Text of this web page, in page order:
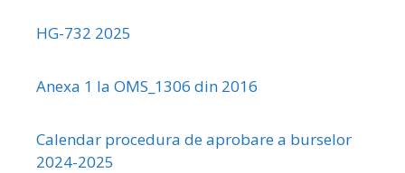
HG-732 2025
Anexa 1 la OMS_1306 din 2016
Calendar procedura de aprobare a burselor
2024-2025